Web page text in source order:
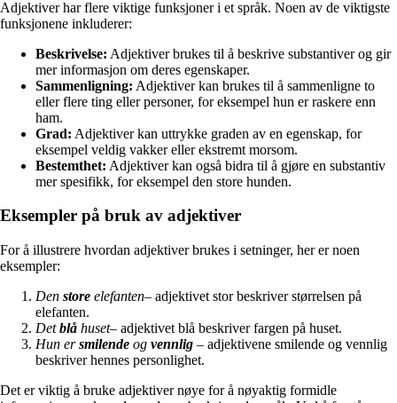
Adjektiver har flere viktige funksjoner i et språk. Noen av de viktigste
funksjonene inkluderer:
Beskrivelse: Adjektiver brukes til å beskrive substantiver og gir
mer informasjon om deres egenskaper.
Sammenligning: Adjektiver kan brukes til å sammenligne to
eller flere ting eller personer, for eksempel hun er raskere enn
ham.
Grad: Adjektiver kan uttrykke graden av en egenskap, for
eksempel veldig vakker eller ekstremt morsom.
Bestemthet: Adjektiver kan også bidra til å gjøre en substantiv
mer spesifikk, for eksempel den store hunden.
Eksempler på bruk av adjektiver
For å illustrere hvordan adjektiver brukes i setninger, her er noen
eksempler:
Den store elefanten– adjektivet stor beskriver størrelsen på
elefanten.
Detblå huset– adjektivet blå beskriver fargen på huset.
Hun ersmilende og vennlig – adjektivene smilende og vennlig
beskriver hennes personlighet.
Det er viktig å bruke adjektiver nøye for å nøyaktig formidle